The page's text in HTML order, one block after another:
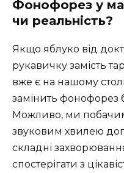
Фонофорез у
чи реальність?
Якщо яблуко від
рукавичку замість
вже є на нашому
замінить фонофорез
Можливо, ми
звуковим хвилею
складні
спостерігати з